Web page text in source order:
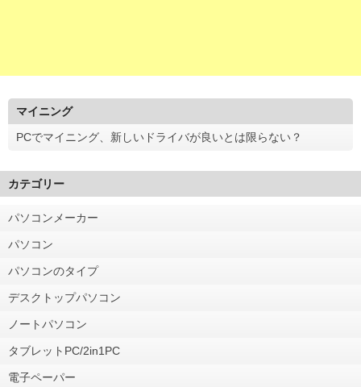
マイニング
PCでマイニング、新しいドライバが良いとは限らない？
カテゴリー
パソコンメーカー
パソコン
パソコンのタイプ
デスクトップパソコン
ノートパソコン
タブレットPC/2in1PC
電子ペーパー